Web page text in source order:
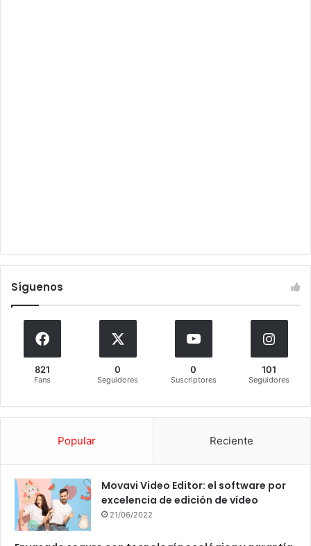
Síguenos
821
Fans
0
Seguidores
0
Suscriptores
101
Seguidores
Popular Reciente
Movavi Video Editor: el software por
excelencia de edición de vídeo
21/06/2022